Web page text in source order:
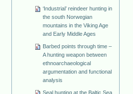
‘Industrial’ reindeer hunting in
the south Norwegian
mountains in the Viking Age
and Early Middle Ages
Barbed points through time –
A hunting weapon between
ethnoarchaeological
argumentation and functional
analysis
Seal hunting at the Baltic Sea